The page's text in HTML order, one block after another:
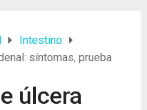
Intestino
síntomas, prueba
úlcera